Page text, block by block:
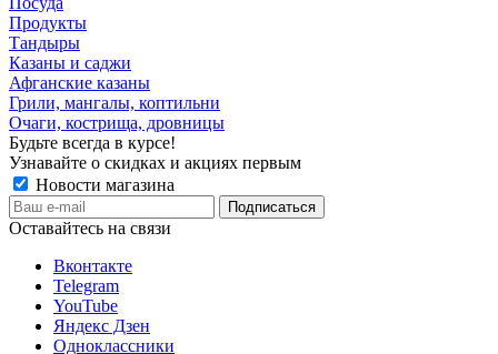
Продукты
Тандыры
Казаны и саджи
Афганские казаны
Грили, мангалы, коптильни
Очаги, кострища, дровницы
Будьте всегда в курсе!
Узнавайте о скидках и акциях первым
Новости магазина
Оставайтесь на связи
Вконтакте
Telegram
YouTube
Яндекс Дзен
Одноклассники